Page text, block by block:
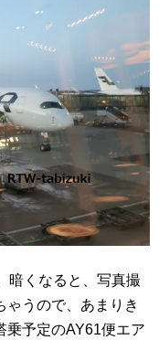
暗くなると、写真撮
ゃうので、あまりき
乗予定のAY61便エア